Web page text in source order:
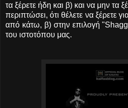
τα ξέρετε ήδη και β) και να μην τα
περιπτώσει, ότι θέλετε να ξέρετε
από κάτω, β) στην επιλογή
του ιστοτόπου μας.